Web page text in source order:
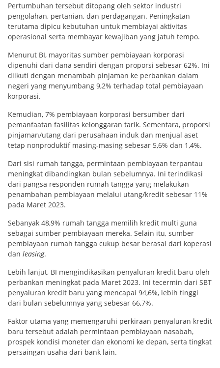
Pertumbuhan tersebut ditopang oleh sektor industri
pengolahan, pertanian, dan perdagangan. Peningkatan
terutama dipicu kebutuhan untuk membiayai aktivitas
operasional serta membayar kewajiban yang jatuh tempo.
Menurut BI, mayoritas sumber pembiayaan korporasi
dipenuhi dari dana sendiri dengan proporsi sebesar 62%. Ini
diikuti dengan menambah pinjaman ke perbankan dalam
negeri yang menyumbang 9,2% terhadap total pembiayaan
korporasi.
Kemudian, 7% pembiayaan korporasi bersumber dari
pemanfaatan fasilitas kelonggaran tarik. Sementara, proporsi
pinjaman/utang dari perusahaan induk dan menjual aset
tetap nonproduktif masing-masing sebesar 5,6% dan 1,4%.
Dari sisi rumah tangga, permintaan pembiayaan terpantau
meningkat dibandingkan bulan sebelumnya. Ini terindikasi
dari pangsa responden rumah tangga yang melakukan
penambahan pembiayaan melalui utang/kredit sebesar 11%
pada Maret 2023.
Sebanyak 48,9% rumah tangga memilih kredit multi guna
sebagai sumber pembiayaan mereka. Selain itu, sumber
pembiayaan rumah tangga cukup besar berasal dari koperasi
dan leasing.
Lebih lanjut, BI mengindikasikan penyaluran kredit baru oleh
perbankan meningkat pada Maret 2023. Ini tecermin dari SBT
penyaluran kredit baru yang mencapai 94,6%, lebih tinggi
dari bulan sebelumnya yang sebesar 66,7%.
Faktor utama yang memengaruhi perkiraan penyaluran kredit
baru tersebut adalah permintaan pembiayaan nasabah,
prospek kondisi moneter dan ekonomi ke depan, serta tingkat
persaingan usaha dari bank lain.